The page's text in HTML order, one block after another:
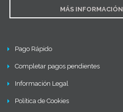
MÁS INFORMACIÓN
Pago Rápido
Completar pagos pendientes
Información Legal
Política de Cookies